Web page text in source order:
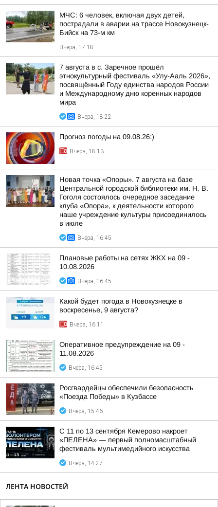
МЧС: 6 человек, включая двух детей,
пострадали в аварии на трассе Новокузнецк-
Бийск на 73-м км
Вчера, 17:18
7 августа в с. Заречное прошёл
этнокультурный фестиваль «Улу-Ааль 2026»,
посвящённый Году единства народов России
и Международному дню коренных народов
мира
Вчера, 18:22
Прогноз погоды на 09.08.26:)
Вчера, 18:13
Новая точка «Опоры». 7 августа на базе
Центральной городской библиотеки им. Н. В.
Гоголя состоялось очередное заседание
клуба «Опора», к деятельности которого
наше учреждение культуры присоединилось
в июле
Вчера, 16:45
Плановые работы на сетях ЖКХ на 09 -
10.08.2026
Вчера, 16:45
Какой будет погода в Новокузнецке в
воскресенье, 9 августа?
Вчера, 16:11
Оперативное предупреждение на 09 -
11.08.2026
Вчера, 16:45
Росгвардейцы обеспечили безопасность
«Поезда Победы» в Кузбассе
Вчера, 15:46
С 11 по 13 сентября Кемерово накроет
«ПЕЛЕНА» — первый полномасштабный
фестиваль мультимедийного искусства
Вчера, 14:27
ЛЕНТА НОВОСТЕЙ